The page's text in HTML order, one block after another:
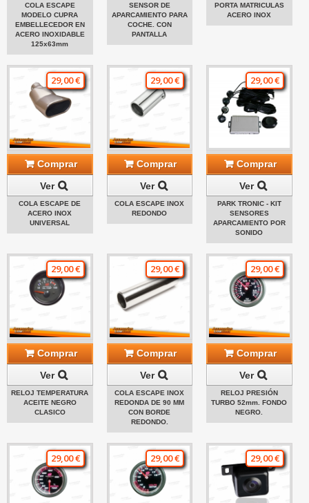
COLA ESCAPE
MODELO CUPRA
EMBELLECEDOR EN
ACERO INOXIDABLE
125x63mm
SENSOR DE
APARCAMIENTO PARA
COCHE. CON
PANTALLA
PORTA MATRICULAS
ACERO INOX
29,00 €
Comprar
Ver
COLA ESCAPE DE
ACERO INOX
UNIVERSAL
29,00 €
Comprar
Ver
COLA ESCAPE INOX
REDONDO
29,00 €
Comprar
Ver
PARK TRONIC - KIT
SENSORES
APARCAMIENTO POR
SONIDO
29,00 €
Comprar
Ver
RELOJ TEMPERATURA
ACEITE NEGRO
CLASICO
29,00 €
Comprar
Ver
COLA ESCAPE INOX
REDONDA DE 90 MM
CON BORDE
REDONDO.
29,00 €
Comprar
Ver
RELOJ PRESIÓN
TURBO 52mm. FONDO
NEGRO.
29,00 € 29,00 € 29,00 €